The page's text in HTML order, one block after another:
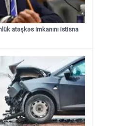
atəşkəs imkanını istisna